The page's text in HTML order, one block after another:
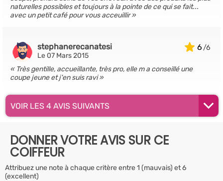
naturelles possibles et toujours à la pointe de ce qui se fait...
avec un petit café pour vous acceuillir
6
stephanerecanatesi
Le 07 Mars 2015
Très gentille, accueillante, très pro, elle m a conseillé une
coupe jeune et j'en suis ravi
VOIR LES 4 AVIS SUIVANTS
DONNER VOTRE AVIS SUR CE
COIFFEUR
Attribuez une note à chaque critère entre 1 (mauvais) et 6
(excellent)